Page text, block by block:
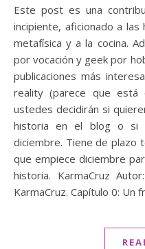
Este post es una contribución de Erick Lira, un escritor
incipiente, aficionado a las
metafísica y a la cocina.
por vocación y geek por
publicaciones más
reality (parece que
ustedes decidirán si
historia en el blog o si
diciembre. Tiene de plazo
que empiece diciembre
historia. KarmaCruz
KarmaCruz. Capítulo 0: Un